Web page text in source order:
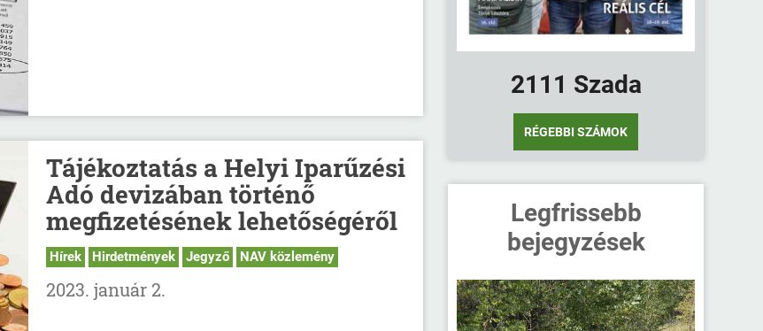
Tájékoztatás a Helyi Iparűzési
Adó devizában történő
megfizetésének lehetőségéről
Hírek Hirdetmények Jegyző NAV közlemény
2023. január 2.
2111 Szada
RÉGEBBI SZÁMOK
Legfrissebb
bejegyzések